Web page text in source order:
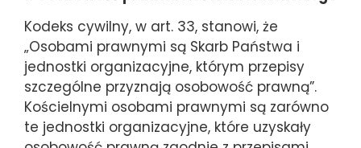
Kodeks cywilny, w art. 33, stanowi, że
„Osobami prawnymi są Skarb Państwa i
jednostki organizacyjne, którym przepisy
szczególne przyznają osobowość prawną”.
Kościelnymi osobami prawnymi są zarówno
te jednostki organizacyjne, które uzyskały